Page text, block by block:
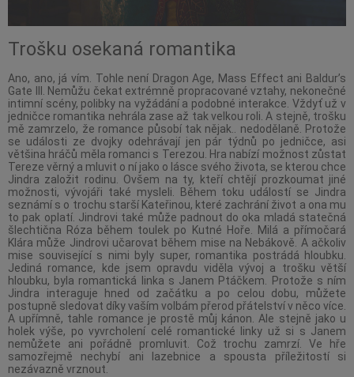
Trošku osekaná romantika
Ano, ano, já vím. Tohle není Dragon Age, Mass Effect ani Baldur’s
Gate III. Nemůžu čekat extrémně propracované vztahy, nekonečné
intimní scény, polibky na vyžádání a podobné interakce. Vždyť už v
jedničce romantika nehrála zase až tak velkou roli. A stejně, trošku
mě zamrzelo, že romance působí tak nějak.. nedodělaně. Protože
se události ze dvojky odehrávají jen pár týdnů po jedničce, asi
většina hráčů měla romanci s Terezou. Hra nabízí možnost zůstat
Tereze věrný a mluvit o ní jako o lásce svého života, se kterou chce
Jindra založit rodinu. Ovšem na ty, kteří chtějí prozkoumat jiné
možnosti, vývojáři také mysleli. Během toku událostí se Jindra
seznámí s o trochu starší Kateřinou, které zachrání život a ona mu
to pak oplatí. Jindrovi také může padnout do oka mladá statečná
šlechtična Róza během toulek po Kutné Hoře. Milá a přímočará
Klára může Jindrovi učarovat během mise na Nebákově. A ačkoliv
mise související s nimi byly super, romantika postrádá hloubku.
Jediná romance, kde jsem opravdu viděla vývoj a trošku větší
hloubku, byla romantická linka s Janem Ptáčkem. Protože s ním
Jindra interaguje hned od začátku a po celou dobu, můžete
postupně sledovat díky vaším volbám přerod přátelství v něco více.
A upřímně, tahle romance je prostě můj kánon. Ale stejně jako u
holek výše, po vyvrcholení celé romantické linky už si s Janem
nemůžete ani pořádně promluvit. Což trochu zamrzí. Ve hře
samozřejmě nechybí ani lazebnice a spousta příležitostí si
nezávazně vrznout.